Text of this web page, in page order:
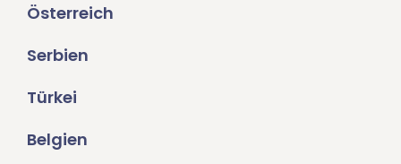
Österreich
Serbien
Türkei
Belgien